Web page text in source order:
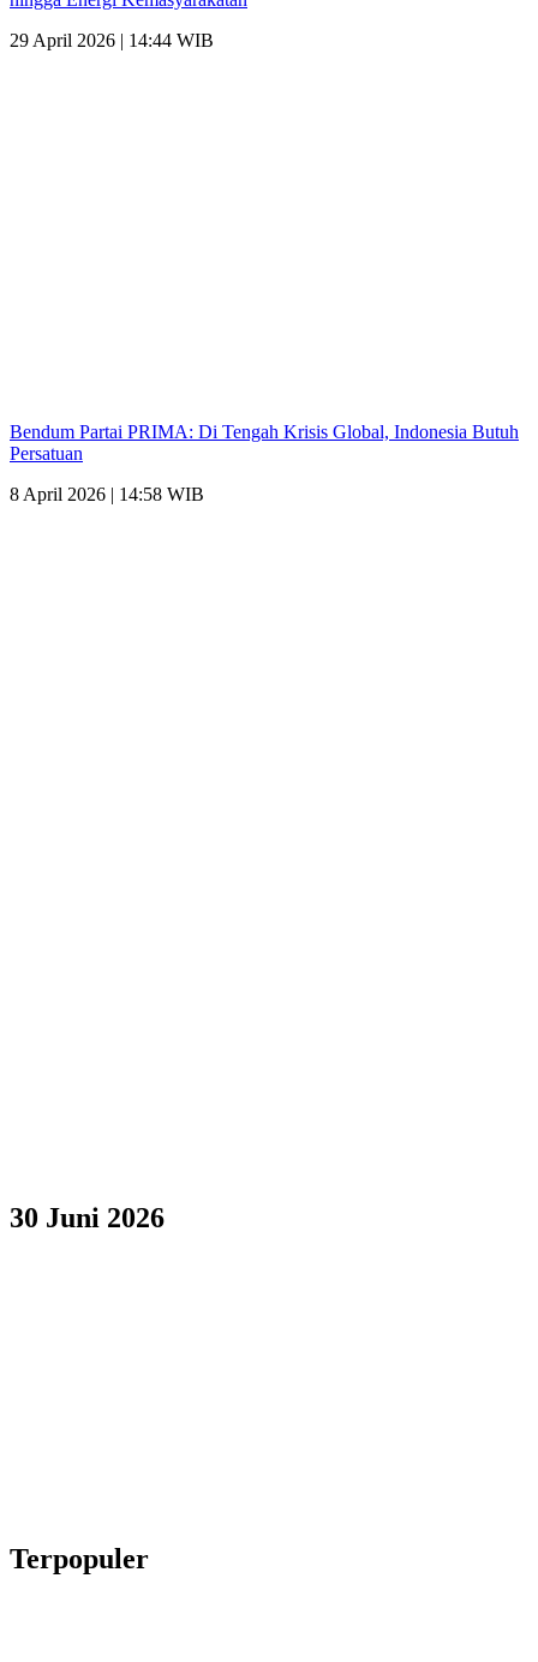
29 April 2026 | 14:44 WIB
Bendum Partai PRIMA: Di Tengah Krisis Global, Indonesia Butuh
Persatuan
8 April 2026 | 14:58 WIB
30 Juni 2026
Terpopuler